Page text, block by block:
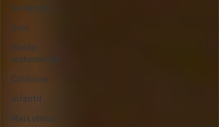
Sertanejo
Soul
Violão
instumental
Católicas
Infantil
Mais vistos